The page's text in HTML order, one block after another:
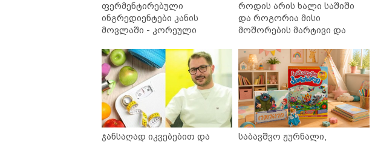
ფერმენტირებული
ინგრედიენტები კანის
მოვლაში - კორეული
საქართველოშია
როდის არის ხალი საშიში
და როგორია მისი
მოშორების მარტივი და
ჯანსაღად იკვებებით და
საბავშვო ჟურნალი,